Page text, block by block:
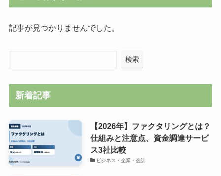
記事が見つかりませんでした。
検索
新着記事
【2026年】ファクタリングとは？
仕組みと注意点、資金調達サービ
ス3社比較
ビジネス・企業・会計